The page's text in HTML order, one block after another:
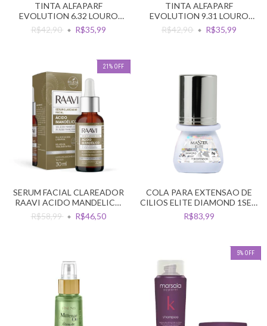
TINTA ALFAPARF
EVOLUTION 6.32 LOURO
ESCURO DOURADO IRISE
R$42,90 R$35,99
TINTA ALFAPARF
EVOLUTION 9.31 LOURO
CLARISSIMO DOURADO
CINZA
R$42,90 R$35,99
21 % OFF
SERUM FACIAL CLAREADOR
RAAVI ACIDO MANDELICO
30ML
R$58,99 R$46,50
COLA PARA EXTENSAO DE
CILIOS ELITE DIAMOND 1SEG
3ML
R$83,99
5% OFF